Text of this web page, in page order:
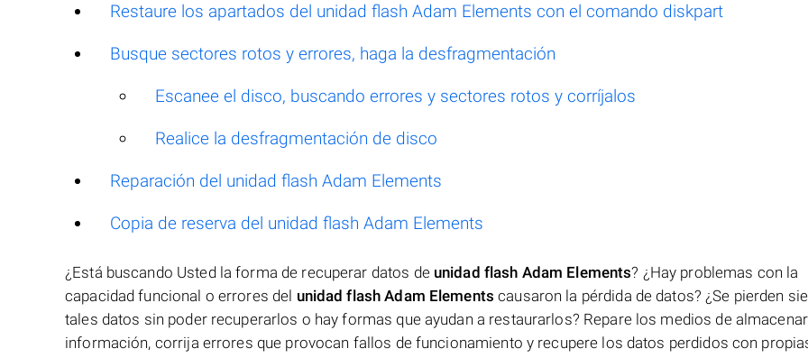
Restaure los apartados del unidad flash Adam Elements con el comando diskpart
Busque sectores rotos y errores, haga la desfragmentación
Escanee el disco, buscando errores y sectores rotos y corríjalos
Realice la desfragmentación de disco
Reparación del unidad flash Adam Elements
Copia de reserva del unidad flash Adam Elements
¿Está buscando Usted la forma de recuperar datos de unidad flash Adam Elements? ¿Hay problemas con la
capacidad funcional o errores del unidad flash Adam Elements causaron la pérdida de datos? ¿Se pierden
tales datos sin poder recuperarlos o hay formas que ayudan a restaurarlos? Repare los medios de
información, corrija errores que provocan fallos de funcionamiento y recupere los datos perdidos con